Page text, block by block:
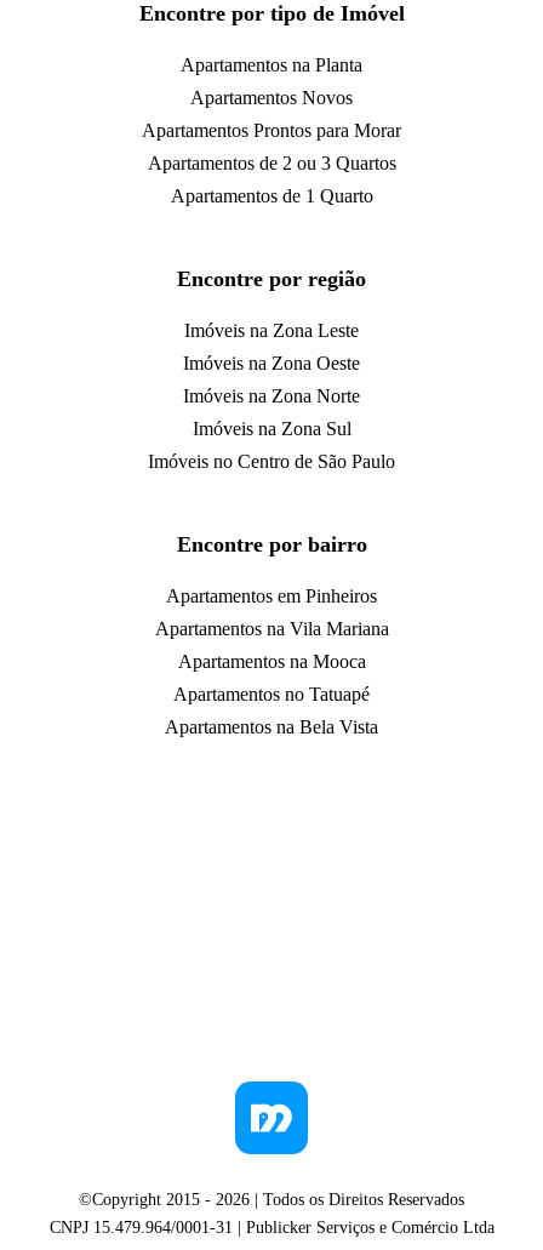
Encontre por tipo de Imóvel
Apartamentos na Planta
Apartamentos Novos
Apartamentos Prontos para Morar
Apartamentos de 2 ou 3 Quartos
Apartamentos de 1 Quarto
Encontre por região
Imóveis na Zona Leste
Imóveis na Zona Oeste
Imóveis na Zona Norte
Imóveis na Zona Sul
Imóveis no Centro de São Paulo
Encontre por bairro
Apartamentos em Pinheiros
Apartamentos na Vila Mariana
Apartamentos na Mooca
Apartamentos no Tatuapé
Apartamentos na Bela Vista
©Copyright 2015 - 2026 | Todos os Direitos Reservados
CNPJ 15.479.964/0001-31 | Publicker Serviços e Comércio Ltda